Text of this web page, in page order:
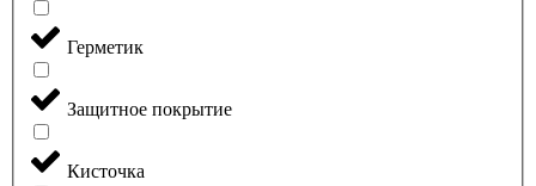
Герметик
Защитное покрытие
Кисточка